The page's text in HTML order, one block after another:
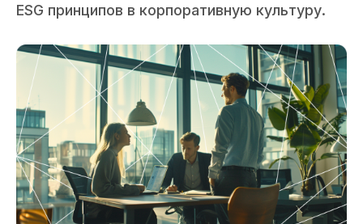
ESG принципов в корпоративную культуру.